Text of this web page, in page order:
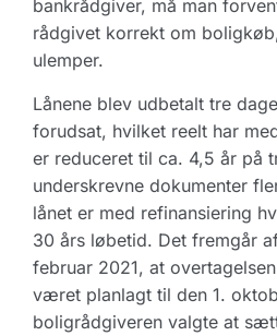
bankrådgiver, må man
rådgivet korrekt om
ulemper.
Lånene blev udbetalt tre
forudsat, hvilket reelt har
er reduceret til ca. 4,5 år på
underskrevne dokumenter
lånet er med refinansiering
30 års løbetid. Det fremgår
februar 2021, at
været planlagt til den 1.
boligrådgiveren valgte at